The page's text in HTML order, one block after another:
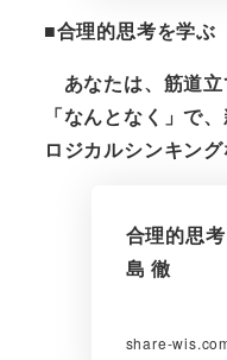
■合理的思考を学ぶ
あなたは、筋道立
「なんとなく」で
ロジカルシンキン
合理的思
島 徹
share-